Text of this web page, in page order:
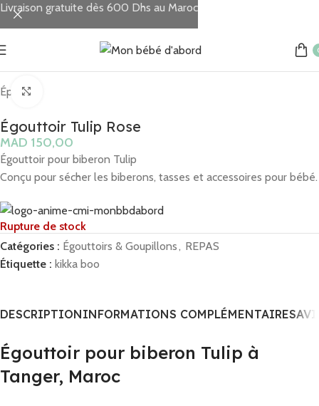
Accueil
Épuisé
Égouttoir Tulip Rose
MAD
Égouttoir pour biberon Tulip
Conçu pour sécher les biberons, tasses et accessoires pour bébé.
Rupture de stock
Catégories : Égouttoirs & Goupillons , REPAS
Étiquette : kikka boo
DESCRIPTIONINFORMATIONS COMPLÉMENTAIRES
Égouttoir pour biberon Tulip à
Tanger, Maroc
Livraison gratuite dès 600 Dhs au Maroc